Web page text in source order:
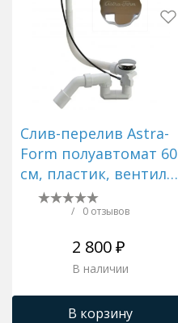
Слив-перелив Astra-
Form полуавтомат 60
см, пластик, вентиль
и клапан латунь
/ 0 отзывов
2 800 ₽
В наличии
В корзину